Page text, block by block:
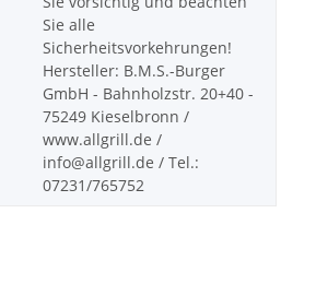
Sie alle
Sicherheitsvorkehrungen!
Hersteller: B.M.S.-Burger
GmbH - Bahnholzstr. 20+40 -
75249 Kieselbronn /
www.allgrill.de /
info@allgrill.de / Tel.:
07231/765752